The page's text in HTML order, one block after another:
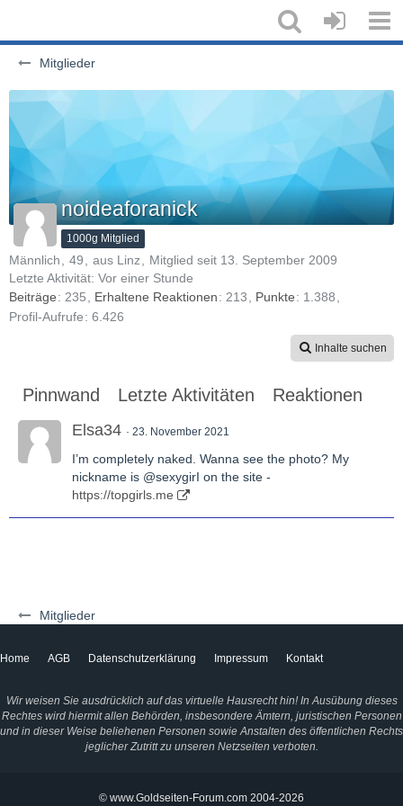
Mitglieder
Mitglieder
noideaforanick
1000g Mitglied
Männlich 49 aus Linz
Mitglied seit 13. September 2009
Letzte Aktivität: Vor einer Stunde
Beiträge
235 Erhaltene Reaktionen 213 Punkte
1.388
Profil-Aufrufe
6.426
Inhalte suchen
Pinnwand Letzte Aktivitäten Reaktionen
Elsa34 23. November 2021
I’m completely naked. Wanna see the photo? My
nickname is @sexygirI on the site -
https://topgirls.me
Home AGB Datenschutzerklärung Impressum Kontakt
Wir weisen Sie ausdrücklich auf das virtuelle Hausrecht hin! In Ausübung dieses
Rechtes wird hiermit allen Behörden, insbesondere Ämtern, juristischen Personen
und in dieser Weise beliehenen Personen sowie Anstalten des öffentlichen Rechts
jeglicher Zutritt zu unseren Netzseiten verboten.
© www.Goldseiten-Forum.com 2004-2026